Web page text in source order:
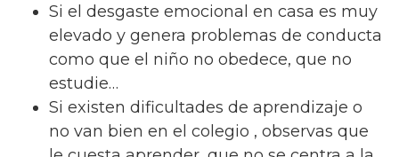
Si el desgaste emocional en casa es muy
elevado y genera problemas de conducta
como que el niño no obedece, que no
estudie…
Si existen dificultades de aprendizaje o
no van bien en el colegio , observas que